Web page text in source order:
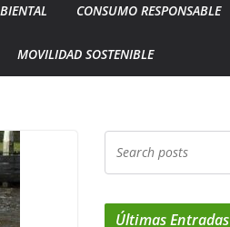
CONSUMO RESPONSABLE
MOVILIDAD SOSTENIBLE
Últimas Entradas